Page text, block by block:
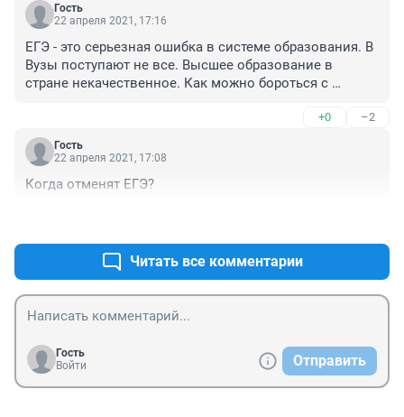
Гость
22 апреля 2021, 17:16
ЕГЭ - это серьезная ошибка в системе образования. В
Вузы поступают не все. Высшее образование в
стране некачественное. Как можно бороться с
пригласить иностранных специалистов, можно и
онлайн. Как бы собеседование проводить со
студентом. И главное, если а течении года - двух
тот препод, кто принимал предмет( зарплата
разберётся умный ребёнок перед ним или « блатной».
Это как вариант.
+0 –2
Гость
22 апреля 2021, 17:08
Когда отменят ЕГЭ?
Читать все комментарии
Гость
Войти
Отправить